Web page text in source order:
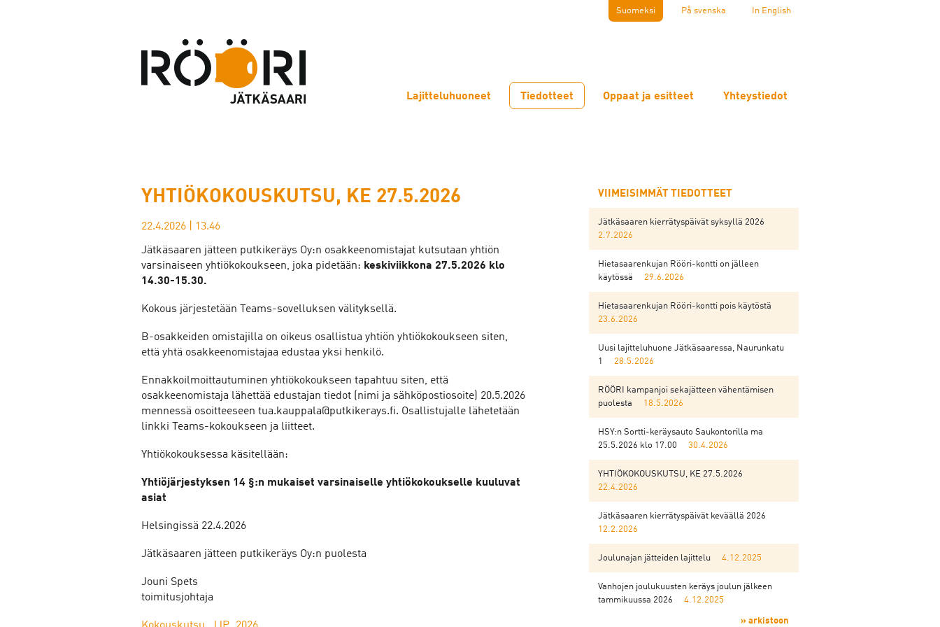
Suomeksi På svenska In English
Lajitteluhuoneet Tiedotteet Oppaat ja esitteet Yhteystiedot
YHTIÖKOKOUSKUTSU, KE 27.5.2026
22.4.2026 13.46
Jätkäsaaren jätteen putkikeräys Oy:n osakkeenomistajat kutsutaan yhtiön
varsinaiseen yhtiökokoukseen, joka pidetään: keskiviikkona 27.5.2026 klo
14.30-15.30.
Kokous järjestetään Teams-sovelluksen välityksellä.
B-osakkeiden omistajilla on oikeus osallistua yhtiön yhtiökokoukseen siten,
että yhtä osakkeenomistajaa edustaa yksi henkilö.
Ennakkoilmoittautuminen yhtiökokoukseen tapahtuu siten, että
osakkeenomistaja lähettää edustajan tiedot (nimi ja sähköpostiosoite) 20.5.2026
mennessä osoitteeseen tua.kauppala@putkikerays.fi. Osallistujalle lähetetään
linkki Teams-kokoukseen ja liitteet.
Yhtiökokouksessa käsitellään:
Yhtiöjärjestyksen 14 §:n mukaiset varsinaiselle yhtiökokoukselle kuuluvat
asiat
Helsingissä 22.4.2026
Jätkäsaaren jätteen putkikeräys Oy:n puolesta
Jouni Spets
toimitusjohtaja
VIIMEISIMMÄT TIEDOTTEET
Jätkäsaaren kierrätyspäivät syksyllä 2026
2.7.2026
Hietasaarenkujan Rööri-kontti on jälleen
käytössä
29.6.2026
Hietasaarenkujan Rööri-kontti pois käytöstä
23.6.2026
Uusi lajitteluhuone Jätkäsaaressa, Naurunkatu
1
28.5.2026
RÖÖRI kampanjoi sekajätteen vähentämisen
puolesta
18.5.2026
HSY:n Sortti-keräysauto Saukontorilla ma
25.5.2026 klo 17.00
30.4.2026
YHTIÖKOKOUSKUTSU, KE 27.5.2026
22.4.2026
Jätkäsaaren kierrätyspäivät keväällä 2026
12.2.2026
Joulunajan jätteiden lajittelu 4.12.2025
Vanhojen joulukuusten keräys joulun jälkeen
tammikuussa 2026
4.12.2025
» arkistoon